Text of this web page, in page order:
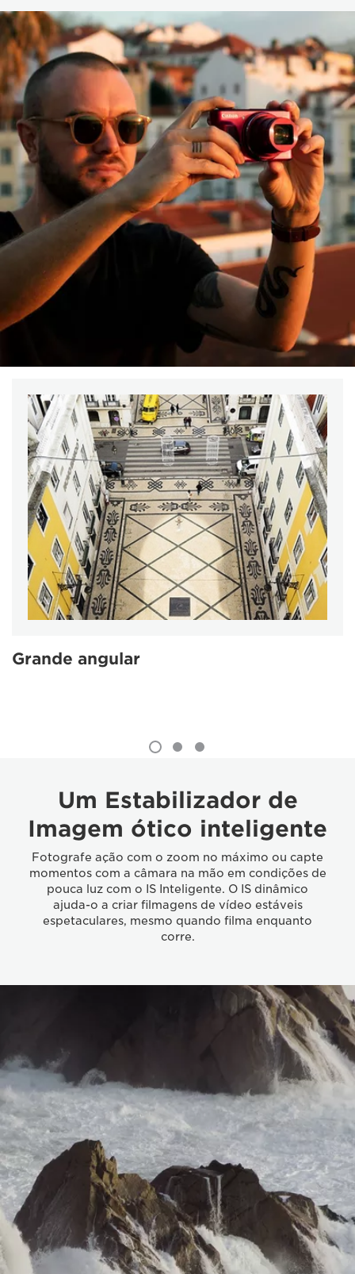
Grande angular
Um Estabilizador de
Imagem ótico inteligente
Fotografe ação com o zoom no máximo ou capte
momentos com a câmara na mão em condições de
pouca luz com o IS Inteligente. O IS dinâmico
ajuda-o a criar filmagens de vídeo estáveis
espetaculares, mesmo quando filma enquanto
corre.